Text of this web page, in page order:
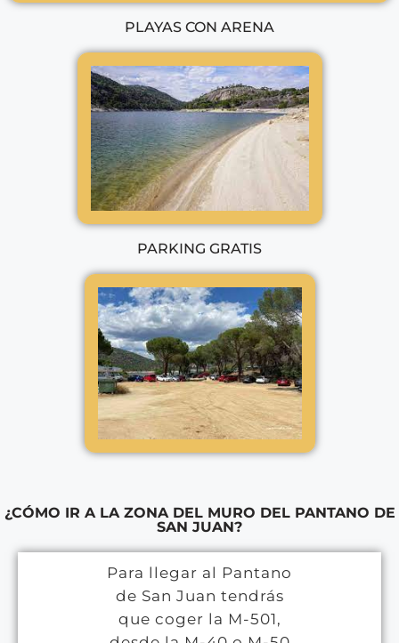
PLAYAS CON ARENA
PARKING GRATIS
¿CÓMO IR A LA ZONA DEL MURO DEL PANTANO DE
SAN JUAN?
Para llegar al Pantano
de San Juan tendrás
que coger la M-501,